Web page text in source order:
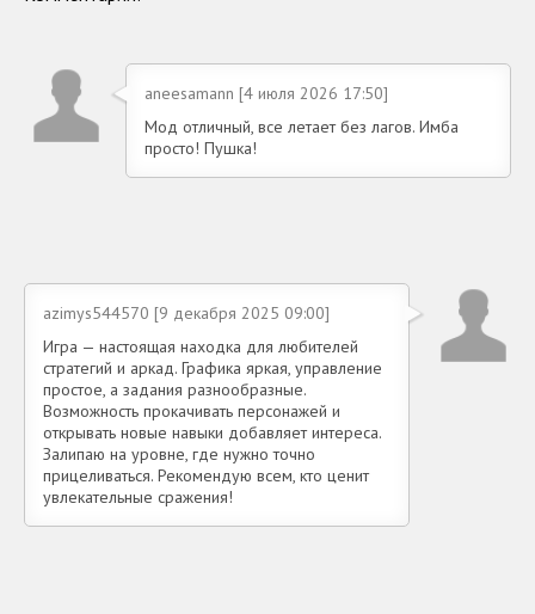
aneesamann [4 июля 2026 17:50]
Мод отличный, все летает без лагов. Имба
просто! Пушка!
azimys544570 [9 декабря 2025 09:00]
Игра — настоящая находка для любителей
стратегий и аркад. Графика яркая, управление
простое, а задания разнообразные.
Возможность прокачивать персонажей и
открывать новые навыки добавляет интереса.
Залипаю на уровне, где нужно точно
прицеливаться. Рекомендую всем, кто ценит
увлекательные сражения!